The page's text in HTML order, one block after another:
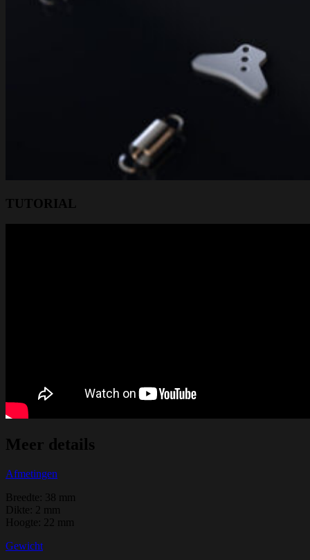
TUTORIAL
Meer details
Afmetingen
Breedte: 38 mm
Dikte: 2 mm
Hoogte: 22 mm
Gewicht